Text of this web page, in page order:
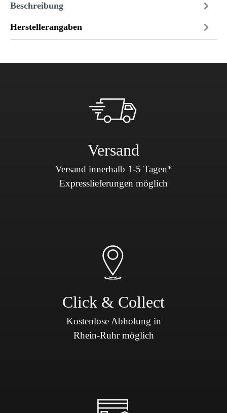
Beschreibung
Herstellerangaben
Versand
Versand innerhalb 1-5 Tagen*
Expresslieferungen möglich
Click & Collect
Kostenlose Abholung in
Rhein-Ruhr möglich